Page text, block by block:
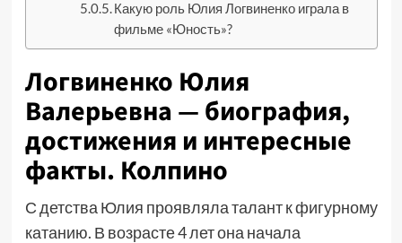
Какую роль Юлия Логвиненко играла в
фильме «Юность»?
Логвиненко Юлия
Валерьевна — биография,
достижения и интересные
факты. Колпино
С детства Юлия проявляла талант к фигурному
катанию. В возрасте 4 лет она начала